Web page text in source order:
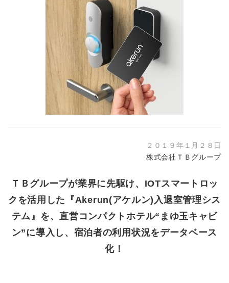
２０１９年１月２８日
株式会社ＴＢグループ
ＴＢグループが業界に先駆け、IOTスマートロッ
クを活用した『Akerun(アケルン)入退室管理シス
テム』を、直営コンパクトホテル“まゆ玉キャビ
ン”に導入し、宿泊者の利用状況をデータベース
化！